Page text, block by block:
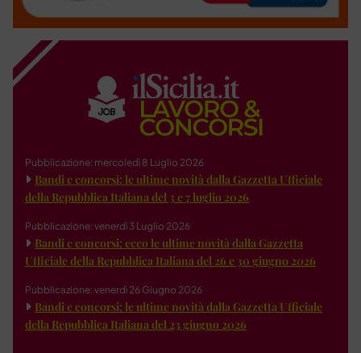
Pubblicazione: mercoledì 8 Luglio 2026
Bandi e concorsi: le ultime novità dalla Gazzetta Ufficiale
della Repubblica Italiana del 3 e 7 luglio 2026
Pubblicazione: venerdì 3 Luglio 2026
Bandi e concorsi: ecco le ultime novità dalla Gazzetta
Ufficiale della Repubblica Italiana del 26 e 30 giugno 2026
Pubblicazione: venerdì 26 Giugno 2026
Bandi e concorsi: le ultime novità dalla Gazzetta Ufficiale
della Repubblica Italiana del 23 giugno 2026